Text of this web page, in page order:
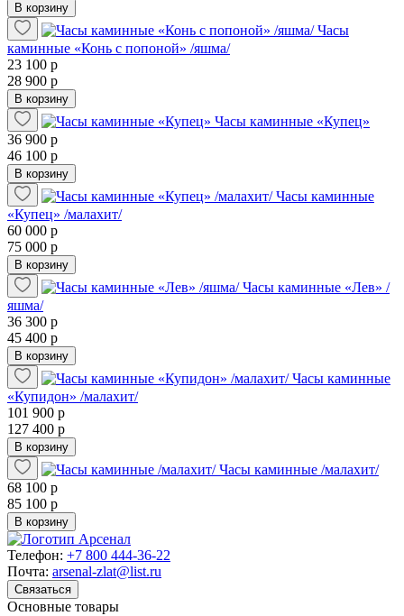
В корзину
Часы
каминные «Конь с попоной» /яшма/
23 100 р
28 900 р
В корзину
Часы каминные «Купец»
36 900 р
46 100 р
В корзину
Часы каминные
«Купец» /малахит/
60 000 р
75 000 р
В корзину
Часы каминные «Лев» /
яшма/
36 300 р
45 400 р
В корзину
Часы каминные
«Купидон» /малахит/
101 900 р
127 400 р
В корзину
Часы каминные /малахит/
68 100 р
85 100 р
В корзину
Телефон: +7 800 444-36-22
Почта: arsenal-zlat@list.ru
Связаться
Основные товары